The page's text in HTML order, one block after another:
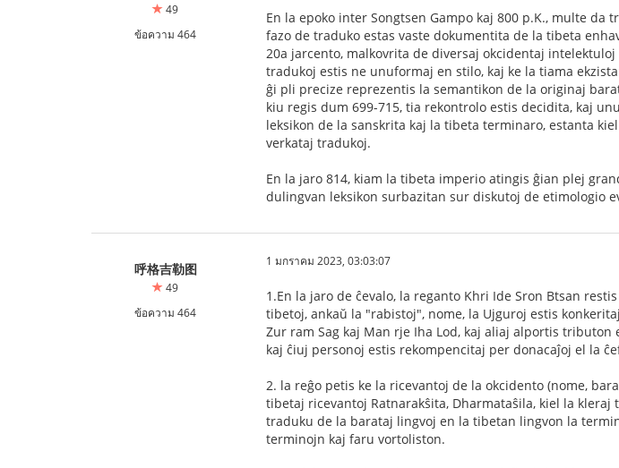
49
ข้อความ 464
En la epoko inter Songtsen Gampo kaj 800 p.K., multe
fazo de traduko estas vaste dokumentita de la tibeta
20a jarcento, malkovrita de diversaj okcidentaj
tradukoj estis ne unuformaj en stilo, kaj ke la tiama
ĝi pli precize reprezentis la semantikon de la originaj
kiu regis dum 699-715, tia rekontrolo estis decidita, kaj
leksikon de la sanskrita kaj la tibeta terminaro, estanta
verkataj tradukoj.
En la jaro 814, kiam la tibeta imperio atingis ĝian plej
dulingvan leksikon surbazitan sur diskutoj de etimologio
呼格吉勒图
49
ข้อความ 464
1 มกราคม 2023, 03:03:07
1.En la jaro de ĉevalo, la reganto Khri Ide Sron Btsan
tibetoj, ankaŭ la "rabistoj", nome, la Ujguroj estis
Zur ram Sag kaj Man rje Iha Lod, kaj aliaj alportis
kaj ĉiuj personoj estis rekompencitaj per donacaĵoj el la
2. la reĝo petis ke la ricevantoj de la okcidento (nome,
tibetaj ricevantoj Ratnarakŝita, Dharmataŝila, kiel la kleraj
traduku de la barataj lingvoj en la tibetan lingvon la
terminojn kaj faru vortoliston.